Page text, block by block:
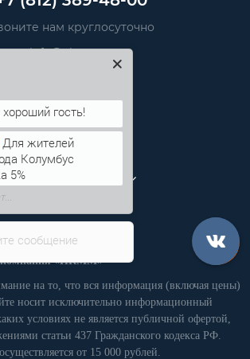
нам круглосуточно
info@pkmm.ru
Информация
Категории
Личный кабинет
компания «ПКММ»
на то, что вся информация (включая цены)
носит исключительно информационный
условиях не является публичной офертой,
статьи 437 Гражданского кодекса РФ.
от 15 000 рублей.
сообщение
Здравствуйте, хороший гость!
Для жителей
Колумбус
5%